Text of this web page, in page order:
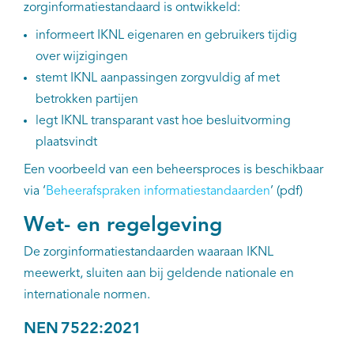
zorginformatiestandaard is ontwikkeld:
informeert IKNL eigenaren en gebruikers tijdig
over wijzigingen
stemt IKNL aanpassingen zorgvuldig af met
betrokken partijen
legt IKNL transparant vast hoe besluitvorming
plaatsvindt
Een voorbeeld van een beheersproces is beschikbaar
via ‘Beheerafspraken informatiestandaarden’ (pdf)
Wet- en regelgeving
De zorginformatiestandaarden waaraan IKNL
meewerkt, sluiten aan bij geldende nationale en
internationale normen.
NEN 7522:2021